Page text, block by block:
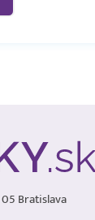
Bratislava